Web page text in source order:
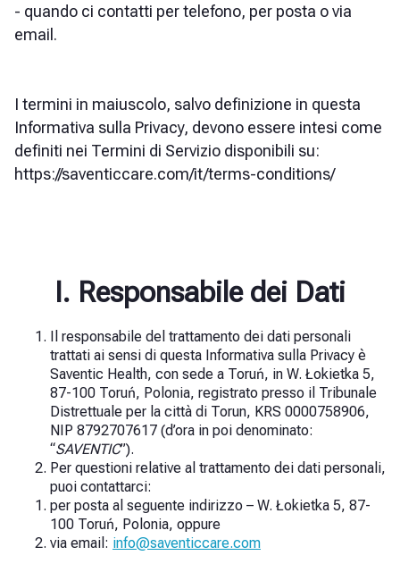
- quando ci contatti per telefono, per posta o via
email.
I termini in maiuscolo, salvo definizione in questa
Informativa sulla Privacy, devono essere intesi come
definiti nei Termini di Servizio disponibili su:
https://saventiccare.com/it/terms-conditions/
I. Responsabile dei Dati
Il responsabile del trattamento dei dati personali
trattati ai sensi di questa Informativa sulla Privacy è
Saventic Health, con sede a Toruń, in W. Łokietka 5,
87-100 Toruń, Polonia, registrato presso il Tribunale
Distrettuale per la città di Torun, KRS 0000758906,
NIP 8792707617 (d’ora in poi denominato:
“SAVENTIC”).
Per questioni relative al trattamento dei dati personali,
puoi contattarci:
per posta al seguente indirizzo – W. Łokietka 5, 87-
100 Toruń, Polonia, oppure
via email: info@saventiccare.com